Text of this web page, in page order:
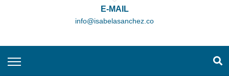
E-MAIL
info@isabelasanchez.co